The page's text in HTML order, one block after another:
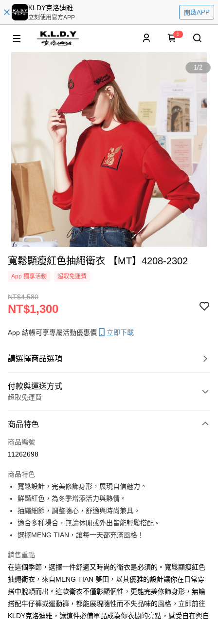
KLDY克洛迪雅
立刻使用官方APP
開啟APP
0
1/2
寬鬆顯瘦紅色抽繩衛衣 【MT】4208-2302
App 獨享活動 超取免運費
NT$4,580
NT$1,300
App 結帳可享專屬活動優惠價 立即下載
請選擇商品選項
付款與運送方式
超取免運費
信用卡一次付款
超商取貨付款
運送方式
全家取貨付款
免運費
付款後全家取貨
免運費
7-11取貨付款
免運費
付款後7-11取貨
免運費
商品特色
商品編號
11262698
商品特色
寬鬆設計，完美修飾身形，展現自信魅力。
鮮豔紅色，為冬季增添活力與熱情。
抽繩細節，調整隨心，舒適與時尚兼具。
適合多種場合，無論休閒或外出皆能輕鬆搭配。
選擇MENG TIAN，讓每一天都充滿風格！
銷售重點
在這個季節，選擇一件舒適又時尚的衛衣是必須的。寬鬆顯瘦紅色
抽繩衛衣，來自MENG TIAN 夢田，以其優雅的設計讓你在日常穿
搭中脫穎而出。這款衛衣不僅彰顯個性，更能完美修飾身形，無論
搭配牛仔褲或運動褲，都能展現隨性而不失品味的風格。立即前往
KLDY克洛迪雅，讓這件必備單品成為你衣櫥的亮點，感受自在與自